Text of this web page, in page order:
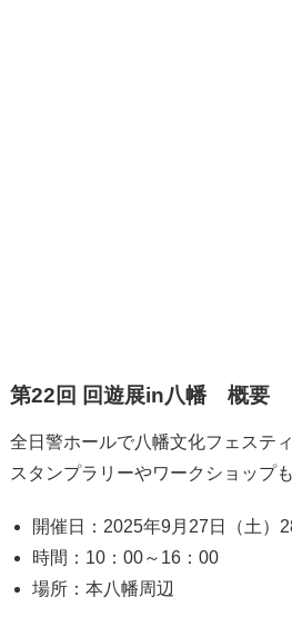
第22回 回遊展in八幡 概要
全日警ホールで八幡文化フェステ
スタンプラリーやワークショップ
開催日：2025年9月27日（土）
時間：10：00～16：00
場所：本八幡周辺